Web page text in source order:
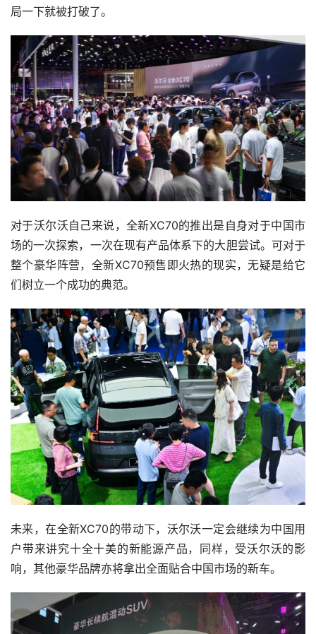
局一下就被打破了。
对于沃尔沃自己来说，全新XC70的推出是自身对于中国市
场的一次探索，一次在现有产品体系下的大胆尝试。可对于
整个豪华阵营，全新XC70预售即火热的现实，无疑是给它
们树立一个成功的典范。
未来，在全新XC70的带动下，沃尔沃一定会继续为中国用
户带来讲究十全十美的新能源产品，同样，受沃尔沃的影
响，其他豪华品牌亦将拿出全面贴合中国市场的新车。